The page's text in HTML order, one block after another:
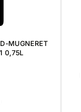
MUGNERET
2021 0,75L